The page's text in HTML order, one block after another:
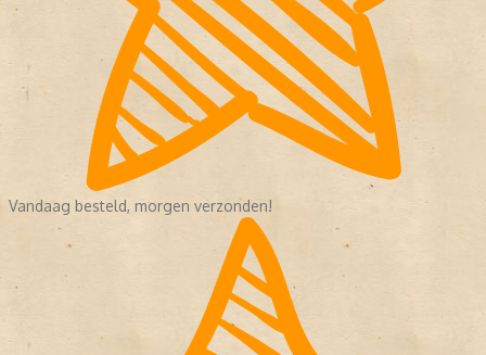
Vandaag besteld, morgen verzonden!